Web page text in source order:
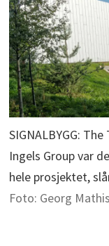
SIGNALBYGG:
Ingels Group var
hele prosjektet,
Foto: Georg